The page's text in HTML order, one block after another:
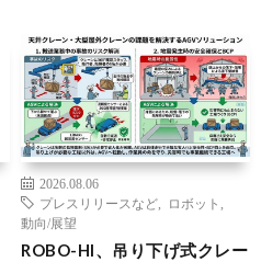
2026.08.06
プレスリリースなど
ロボット
動向/展望
ROBO-HI、吊り下げ式クレー